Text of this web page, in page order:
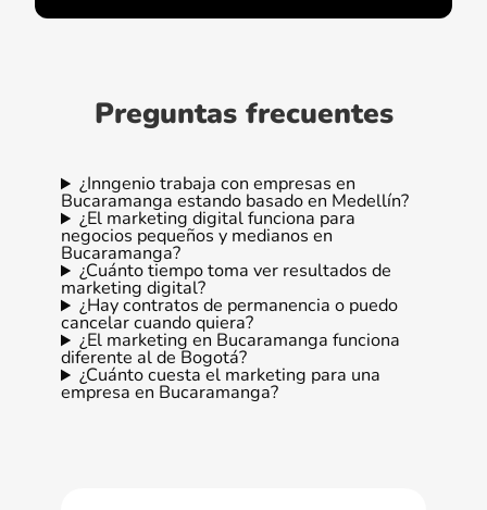
Preguntas frecuentes
¿Inngenio trabaja con empresas en
Bucaramanga estando basado en Medellín?
¿El marketing digital funciona para
negocios pequeños y medianos en
Bucaramanga?
¿Cuánto tiempo toma ver resultados de
marketing digital?
¿Hay contratos de permanencia o puedo
cancelar cuando quiera?
¿El marketing en Bucaramanga funciona
diferente al de Bogotá?
¿Cuánto cuesta el marketing para una
empresa en Bucaramanga?